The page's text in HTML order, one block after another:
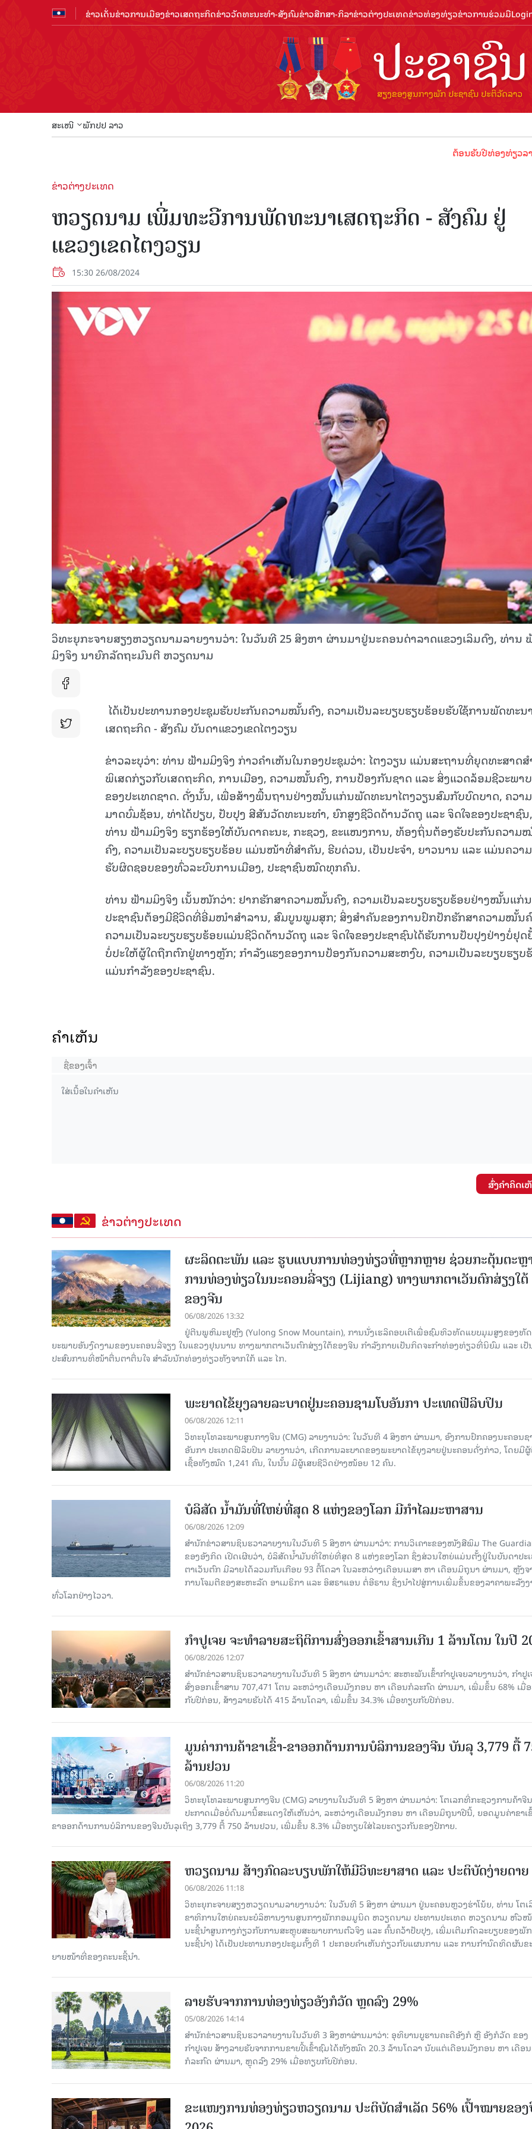
ຂ່າວເດັ່ນຂ່າວການເມືອງຂ່າວເສດຖະກິດຂ່າວວັດທະນະທຳ-ສັງຄົມຂ່າວສືກສາ-ກິລາຂ່າວຕ່າງປະເທດຂ່າວທ່ອງທ່ຽວຂ່າວການຮ່ວມມື
ສະເໜີ ພັກປປ ລາວ
ຕ້ອນຮັບປີທ່ອງທ່ຽວລາວ
ຂ່າວຕ່າງປະເທດ
ຫວຽດນາມ ເພີ່ມທະວີການພັດທະນາເສດຖະກິດ - ສັງຄົມ ຢູ່
ແຂວງເຂດໄຕງວຽນ
15:30 26/08/2024
ວິທະຍຸກະຈາຍສຽງຫວຽດນາມລາຍງານວ່າ: ໃນວັນທີ 25 ສິງຫາ ຜ່ານມາຢູ່ນະຄອນດ່າລາດແຂວງເລິມດົງ, ທ່ານ
ມິງຈິງ ນາຍົກລັດຖະມົນຕີ ຫວຽດນາມ
ໄດ້ເປັນປະທານກອງປະຊຸມຮັບປະກັນຄວາມໝັ້ນຄົງ, ຄວາມເປັນລະບຽບຮຽບຮ້ອຍຮັບໃຊ້ການພັດທະນາ
ເສດຖະກິດ - ສັງຄົມ ບັນດາແຂວງເຂດໄຕງວຽນ
ຂ່າວລະບຸວ່າ: ທ່ານ ຟ້າມມິງຈິງ ກ່າວຄຳເຫັນໃນກອງປະຊຸມວ່າ: ໄຕງວຽນ ແມ່ນສະຖານທີ່ຍຸດທະສາດ
ພິເສດກ່ຽວກັບເສດຖະກິດ, ການເມືອງ, ຄວາມໝັ້ນຄົງ, ການປ້ອງກັນຊາດ ແລະ ສິ່ງແວດລ້ອມຊີວະພາບ
ຂອງປະເທດຊາດ. ດັ່ງນັ້ນ, ເພື່ອສ້າງພື້ນຖານຢ່າງໝັ້ນແກ່ນພັດທະນາໄຕງວຽນສົມກັບບົດບາດ, ຄວາ
ມາດບົ່ມຊ້ອນ, ທ່າໄດ້ປຽບ, ປັບປຸງ ສີສັນວັດທະນະທຳ, ຍົກສູງຊີວິດດ້ານວັດຖຸ ແລະ ຈິດໃຈຂອງປະຊາຊົນ,
ທ່ານ ຟ້າມມິງຈິງ ຮຽກຮ້ອງໃຫ້ບັນດາຄະນະ, ກະຊວງ, ຂະແໜງການ, ທ້ອງຖິ່ນຕ້ອງຮັບປະກັນຄວາມ
ຄົງ, ຄວາມເປັນລະບຽບຮຽບຮ້ອຍ ແມ່ນໜ້າທີ່ສຳຄັນ, ຮີບດ່ວນ, ເປັນປະຈຳ, ຍາວນານ ແລະ ແມ່ນຄວາມ
ຮັບຜິດຊອບຂອງທົ່ວລະບົບການເມືອງ, ປະຊາຊົນໝົດທຸກຄົນ.
ທ່ານ ຟ້າມມິງຈິງ ເນັ້ນໜັກວ່າ: ຢາກຮັກສາຄວາມໝັ້ນຄົງ, ຄວາມເປັນລະບຽບຮຽບຮ້ອຍຢ່າງໝັ້ນແກ່ນ
ປະຊາຊົນຕ້ອງມີຊີວິດທີ່ອີ່ມໜຳສຳລານ, ສົມບູນພູມສຸກ; ສິ່ງສຳຄັນຂອງການປົກປັກຮັກສາຄວາມໝັ້ນ
ຄວາມເປັນລະບຽບຮຽບຮ້ອຍແມ່ນຊີວິດດ້ານວັດຖຸ ແລະ ຈິດໃຈຂອງປະຊາຊົນໄດ້ຮັບການປັບປຸງຢ່າງບໍ່ຢຸດ
ບໍ່ປະໃຫ້ຜູ້ໃດຖືກຕົກຢູ່ທາງຫຼັກ; ກຳລັງແຮງຂອງການປ້ອງກັນຄວາມສະຫງົບ, ຄວາມເປັນລະບຽບຮຽບ
ແມ່ນກຳລັງຂອງປະຊາຊົນ.
ຄໍາເຫັນ
ສົ່ງຄໍາຄິດເ
ຂ່າວຕ່າງປະເທດ
ຜະລິດຕະພັນ ແລະ ຮູບແບບການທ່ອງທ່ຽວທີ່ຫຼາກຫຼາຍ ຊ່ວຍກະຕຸ້ນຕະຫຼ
ການທ່ອງທ່ຽວໃນນະຄອນລີ່ຈຽງ (Lijiang) ທາງພາກຕາເວັນຕົກສ່ຽງໃຕ້
ຂອງຈີນ
06/08/2026 13:32
ຢູ່ຕີນພູຫິມະຢູຫຼົງ (Yulong Snow Mountain), ການນັ່ງເຮລິຄອບເຕີເພື່ອຊົມທິວທັດແບບມຸມສູງຂອງທັ
ຍະພາບອັນງົດງາມຂອງນະຄອນລີ່ຈຽງ ໃນແຂວງຢຸນນານ ທາງພາກຕາເວັນຕົກສ່ຽງໃຕ້ຂອງຈີນ ກຳລັງກາຍເປັນກິດຈະກຳທ່ອງທ່ຽວທີ່ນິຍົມ ແລະ ເປັ
ປະສົບການທີ່ໜ້າຕື່ນຕາຕື່ນໃຈ ສຳລັບນັກທ່ອງທ່ຽວທັງຈາກໃກ້ ແລະ ໄກ.
ພະຍາດໄຂ້ຍຸງລາຍລະບາດຢູ່ນະຄອນຊາມໂບ​ອັນກາ ປະເທດຟີລິບປິນ
06/08/2026 12:11
ວິທະຍຸໂທລະພາບສູນກາງຈີນ (CMG) ລາຍງານວ່າ: ໃນວັນທີ 4 ສິງ​ຫາ ຜ່ານມາ, ອົງການ​ປົກ​ຄອງນະຄອນຊ
ອັນກາ ປະເທດຟີລິບປິນ ລາຍ​ງານວ່າ, ເກີດ​ການລະບາດ​ຂອງພະຍາດໄຂ້ຍຸງລາຍຢູ່ນະຄອນດັ່ງກ່າວ, ໂດຍມີ
ເຊື້ອ​ທັງ​ໝົດ 1,241 ຄົນ, ໃນນັ້ນ ມີຜູ້ເສຍຊີວິດຢ່າງໜ້ອຍ 12 ຄົນ.
ບໍລິສັດ ນ້ຳມັນທີ່ໃຫຍ່ທີ່ສຸດ 8 ແຫ່ງຂອງໂລກ ມີກຳໄລມະຫາສານ
06/08/2026 12:09
ສຳນັກຂ່າວສານຊິນຮວາລາຍງານໃນວັນທີ 5 ສິງຫາ ຜ່ານມາວ່າ: ການວິເຄາະຂອງໜັງສືພິມ The
ຂອງອັງກິດ ເປີດເຜີຍວ່າ, ບໍລິສັດນ້ຳມັນທີ່ໃຫຍ່ທີ່ສຸດ 8 ແຫ່ງຂອງໂລກ ຊຶ່ງສ່ວນໃຫຍ່ແມ່ນຕັ້ງຢູ່ໃນບັນດາປະ
ຕາເວັນຕົກ ມີລາຍໄດ້ລວມກັນເກືອບ 93 ຕື້ໂດລາ ໃນລະຫວ່າງເດືອນເມສາ ຫາ ເດືອນມິຖຸນາ ຜ່ານມາ, ຫຼັງຈ
ການໂຈມຕີຂອງສະຫະລັດ ອາເມຣິກາ ແລະ ອິສຣາແອນ ຕໍ່ອີຣານ ຊຶ່ງນຳໄປສູ່ການເພີ່ມຂຶ້ນຂອງລາຄາພະລັງງ
ທົ່ວໂລກຢ່າງໄວວາ.
ກຳປູເຈຍ ຈະທຳລາຍສະຖິຕິການສົ່ງອອກເຂົ້າສານເກີນ 1 ລ້ານໂຕນ ໃນປີ
06/08/2026 12:07
ສຳນັກຂ່າວສານຊິນຮວາລາຍງານໃນວັນທີ 5 ສິງຫາ ຜ່ານມາວ່າ: ສະຫະພັນເຂົ້າກຳປູເຈຍລາຍງານວ່າ, ກໍາປູເ
ສົ່ງອອກເຂົ້າສານ 707,471 ໂຕນ ລະຫວ່າງເດືອນມັງກອນ ຫາ ເດືອນກໍລະກົດ ຜ່ານມາ, ເພີ່ມຂຶ້ນ 68% ເມື່
ກັບປີກ່ອນ, ສ້າງລາຍຮັບໄດ້ 415 ລ້ານໂດລາ, ເພີ່ມຂຶ້ນ 34.3% ເມື່ອທຽບກັບປີກ່ອນ.
ມູນຄ່າການຄ້າຂາເຂົ້າ-ຂາອອກດ້ານການບໍລິການຂອງຈີນ ບັນລຸ 3,779 ຕື້
ລ້ານຢວນ
06/08/2026 11:20
ວິທະຍຸໂທລະພາບສູນກາງຈີນ (CMG) ລາຍງານໃນວັນທີ 5 ສິງຫາ ຜ່ານມາວ່າ: ໂຕເລກທີ່ກະຊວງການຄ້າຈີນ
ປະກາດເມື່ອບໍ່ດົນມານີ້ສະແດງໃຫ້ເຫັນວ່າ, ລະຫວ່າງເດືອນມັງກອນ ຫາ ເດືອນມິຖຸນາປີນີ້, ຍອດມູນຄ່າຂາເ
ຂາອອກດ້ານການບໍລິການຂອງຈີນບັນລຸເຖິງ 3,779 ຕື້ 750 ລ້ານຢວນ, ເພີ່ມຂຶ້ນ 8.3% ເມື່ອທຽບໃສ່ໄລຍະດຽວກັນຂອງປີກາຍ.
ຫວຽດນາມ ສ້າງກົດລະບຽບພັກໃຫ້ມີວິທະຍາສາດ ແລະ ປະຕິບັດງ່າຍດາຍ
06/08/2026 11:18
ວິທະຍຸກະຈາຍສຽງຫວຽດນາມລາຍງານວ່າ: ໃນ​ວັນ​ທີ 5 ສິງ​ຫາ ຜ່ານມາ ຢູ່ນະຄອນຫຼວງຮ່າ​ໂນ້ຍ, ທ່ານ ໂຕ​ເ
ຂາ​ທິ​ການ​ໃຫຍ່​ຄະ​ນະ​ບໍ​ລິ​ຫານ​ງານ​ສູນ​ກາງ​ພັກ​ກອມ​ມູ​ນິດ ຫວຽດ​ນາມ ປະ​ທານ​ປະ​ເທດ ຫວຽດ​ນາມ ຫົວ​ໜ້
ນະ​ຊີ້​ນຳ​ສູນ​ກາງ​ກ່ຽວ​ກັບ​ການ​ສະ​ຫຼຸບ​ສະ​ພ​າບ​ການ​ຕົວ​ຈິງ ແລະ ຄົ້ນ​ຄວ້າ​ປັບ​ປຸງ, ເພີ່ມ​ເຕີມ​ກົດ​ລະ​ບຽບ​ຂອງ​ພັ
ນະ​ຊີ້​ນຳ) ໄດ້​ເປັນ​ປະ​ທານກອງ​ປະ​ຊຸມ​ຄັ້ງ​ທີ 1 ປະ​ກອບ​ຄຳ​ເຫັນ​ກ່ຽວ​ກັບ​ແຜນ​ການ ແລະ ການ​ກຳ​ນົດ​ທິດ​ຜັນ​ຂ
ຍາຍ​ໜ້າ​ທີ່​ຂອງ​ຄະ​ນະ​ຊີ້​ນຳ.
ລາຍຮັບຈາກການທ່ອງທ່ຽວອັງກໍວັດ ຫຼດລົງ 29%
05/08/2026 14:14
ສຳນັກຂ່າວສານຊິນຮວາລາຍງານໃນວັນທີ 3 ສິງຫາຜ່ານມາວ່າ: ອຸທິຍານບູຮານຄະດີອັງກໍ ຫຼື ອັງກໍວັດ ຂອງ
ກຳປູເຈຍ ສ້າງລາຍຮັບຈາກການຂາຍປີ້ເຂົ້າຊົມໄດ້ທັງໝົດ 20.3 ລ້ານໂດລາ ນັບແຕ່ເດືອນມັງກອນ ຫາ ເດືອນ
ກໍລະກົດ ຜ່ານມາ, ຫຼຸດລົງ 29% ເມື່ອທຽບກັບປີກ່ອນ.
ຂະ​ແໜງ​ການ​ທ່ອງ​ທ່ຽວຫວຽດນາມ ​ປະ​ຕິ​ບັດ​ສຳ​ເລັດ 56% ເປົ້າ​ໝາຍຂອ
15.039(06-08-2026) 15.038(05-08-